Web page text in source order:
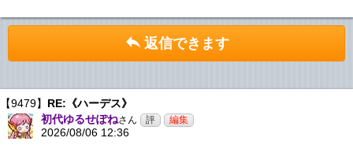
返信できます
【9479】 RE:《ハーデス》
初代ゆるせぽねさん
2026/08/06 12:36